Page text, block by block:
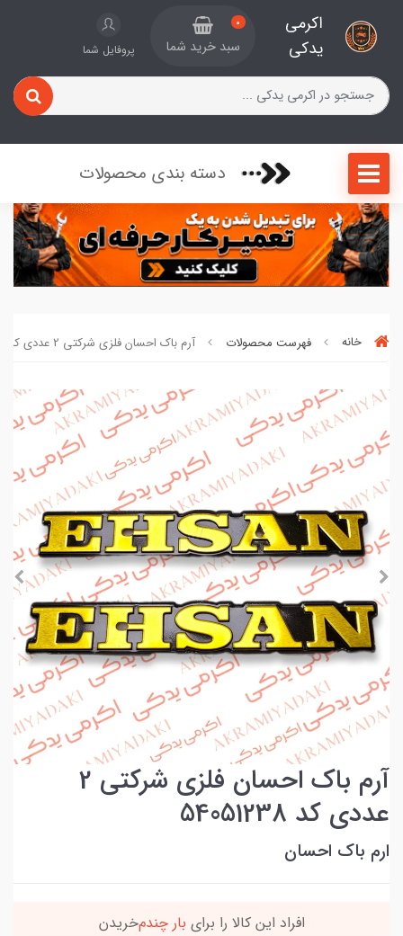
اکرمی
یدکی
0
سبد خرید شما پروفایل شما
دسته بندی محصولات
خانه فهرست محصولات آرم باک احسان فلزی شرکتی 2 عددی کد 54051238
آرم باک احسان فلزی شرکتی 2
عددی کد 54051238
ارم باک احسان
افراد‌ این کالا را برای بار چندم‌خریدن